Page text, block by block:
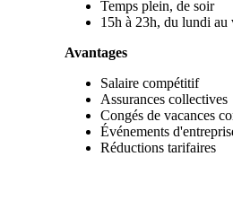
Temps plein, de soir
15h à 23h, du lundi au
Avantages
Salaire compétitif
Assurances collectives
Congés de vacances
Événements
Réductions tarifaires